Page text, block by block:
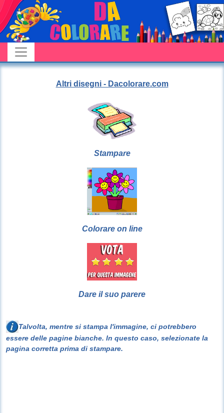
Altri disegni - Dacolorare.com
Stampare
Colorare on line
Dare il suo parere
Talvolta, mentre si stampa l'immagine, ci potrebbero
essere delle pagine bianche. In questo caso, selezionate la
pagina corretta prima di stampare.